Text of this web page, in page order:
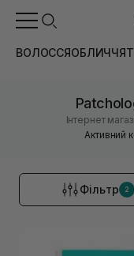
ВОЛОССЯОБЛИЧЧЯ
Інтернет
Активний
Фільтр 2